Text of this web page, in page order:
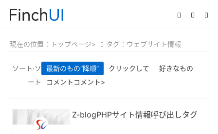
現在の位置： トップページ> タグ：ウェブサイト情報
ソート·ソ
ート
最新のもの“降顺” クリックして
好きなもの
コメントコメント>
Z-blogPHPサイト情報呼び出しタグ